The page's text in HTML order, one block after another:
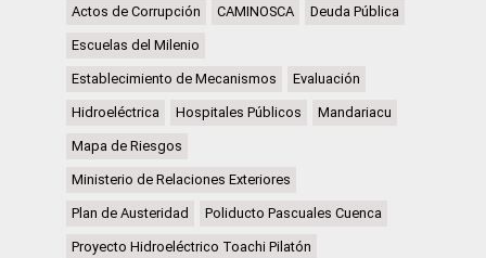
Actos de Corrupción CAMINOSCA Deuda Pública
Escuelas del Milenio
Establecimiento de Mecanismos Evaluación
Hidroeléctrica Hospitales Públicos Mandariacu
Mapa de Riesgos
Ministerio de Relaciones Exteriores
Plan de Austeridad Poliducto Pascuales Cuenca
Proyecto Hidroeléctrico Toachi Pilatón